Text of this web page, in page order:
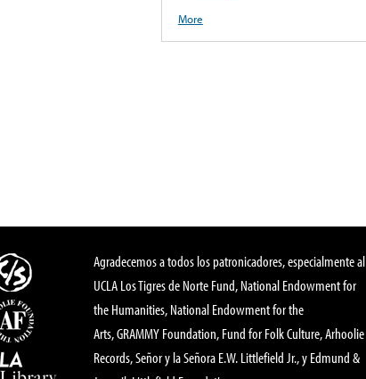
More
Agradecemos a todos los patronicadores, especialmente al
UCLA Los Tigres de Norte Fund, National Endowment for
the Humanities, National Endowment for the
Arts, GRAMMY Foundation, Fund for Folk Culture, Arhoolie
Records, Señor y la Señora E.W. Littlefield Jr., y Edmund &